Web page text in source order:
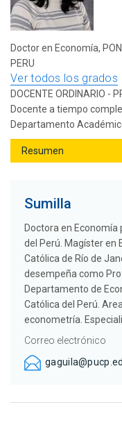
Doctor en Economía,
PERU
Ver todos los grados
DOCENTE ORDINARIO -
Docente a tiempo
Departamento
Sumilla
Doctora en
del Perú. Magíster en
Católica de Río de
desempeña como
Departamento de
Católica del Perú.
econometría.
Correo electrónico